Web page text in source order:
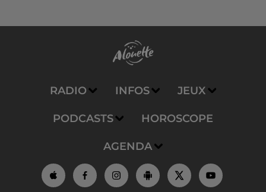
RADIO INFOS JEUX
PODCASTS HOROSCOPE
AGENDA